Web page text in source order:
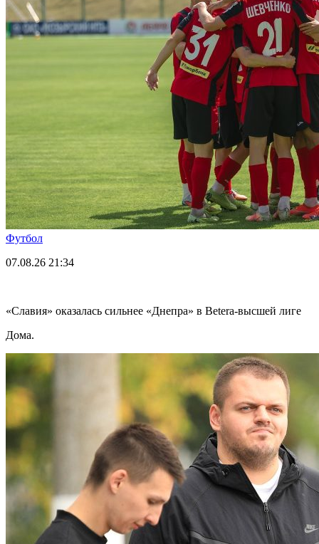
Футбол
07.08.26 21:34
«Славия» оказалась сильнее «Днепра» в Betera-высшей лиге
Дома.